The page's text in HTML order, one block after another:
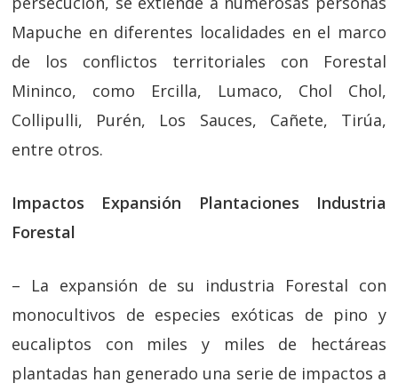
Mapuche en diferentes localidades en el marco
de los conflictos territoriales con Forestal
Mininco, como Ercilla, Lumaco, Chol Chol,
Collipulli, Purén, Los Sauces, Cañete, Tirúa,
entre otros.
Impactos Expansión Plantaciones Industria
Forestal
– La expansión de su industria Forestal con
monocultivos de especies exóticas de pino y
eucaliptos con miles y miles de hectáreas
plantadas han generado una serie de impactos a